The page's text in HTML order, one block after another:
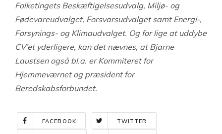
Folketingets Beskæftigelsesudvalg, Miljø- og
Fødevareudvalget, Forsvarsudvalget samt Energi-,
Forsynings- og Klimaudvalget. Og for lige at uddybe
CV’et yderligere, kan det nævnes, at Bjarne
Laustsen også bl.a. er Kommiteret for
Hjemmeværnet og præsident for
Beredskabsforbundet.
FACEBOOK TWITTER